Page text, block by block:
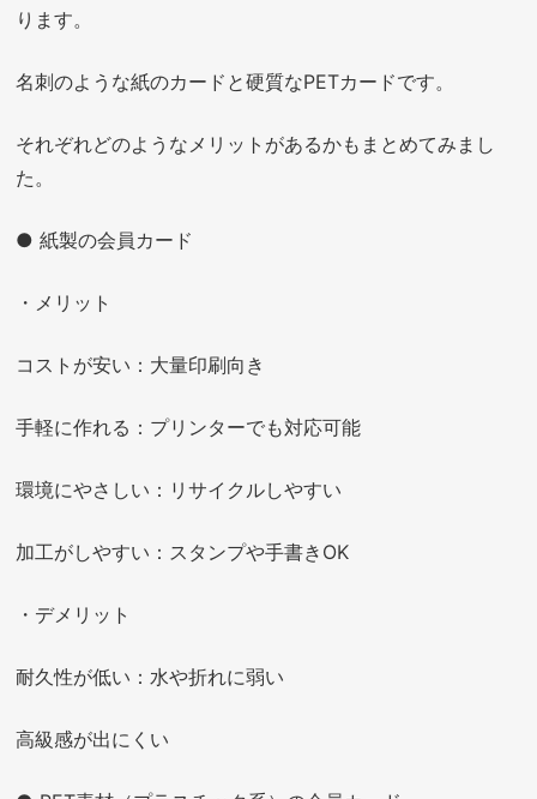
ります。
名刺のような紙のカードと硬質なPETカードです。
それぞれどのようなメリットがあるかもまとめてみまし
た。
● 紙製の会員カード
・メリット
コストが安い：大量印刷向き
手軽に作れる：プリンターでも対応可能
環境にやさしい：リサイクルしやすい
加工がしやすい：スタンプや手書きOK
・デメリット
耐久性が低い：水や折れに弱い
高級感が出にくい